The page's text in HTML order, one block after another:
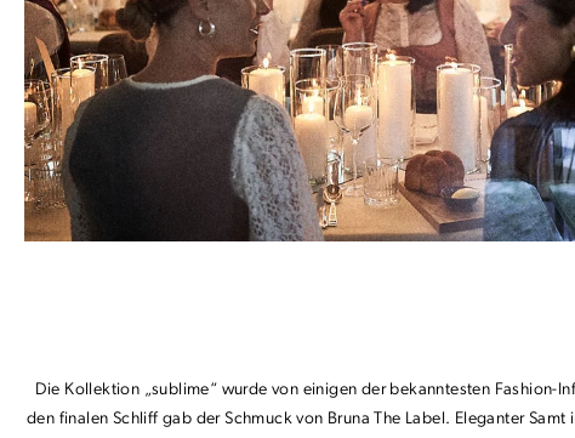
Die Kollektion „sublime“ wurde von einigen der bekanntesten Fashion-
den finalen Schliff gab der Schmuck von Bruna The Label. Eleganter